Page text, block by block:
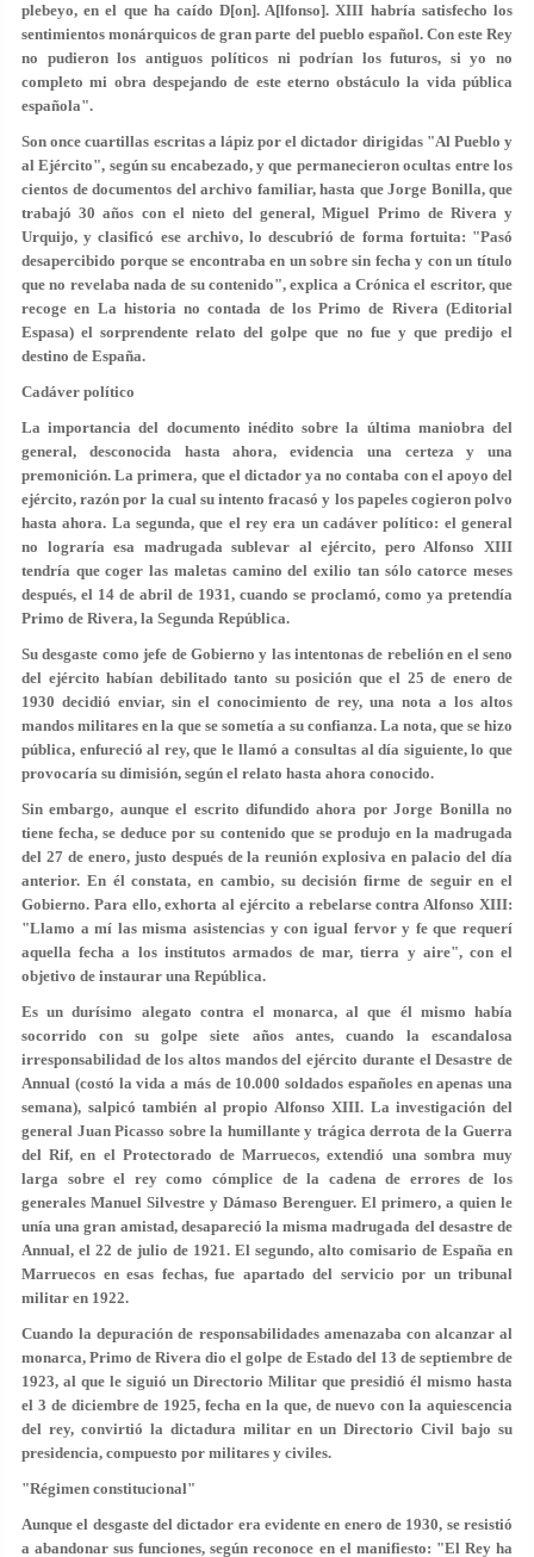
plebeyo, en el que ha caído D[on]. A[lfonso]. XIII habría satisfecho los
sentimientos monárquicos de gran parte del pueblo español. Con este Rey
no pudieron los antiguos políticos ni podrían los futuros, si yo no
completo mi obra despejando de este eterno obstáculo la vida pública
española".
Son once cuartillas escritas a lápiz por el dictador dirigidas "Al Pueblo y
al Ejército", según su encabezado, y que permanecieron ocultas entre los
cientos de documentos del archivo familiar, hasta que Jorge Bonilla, que
trabajó 30 años con el nieto del general, Miguel Primo de Rivera y
Urquijo, y clasificó ese archivo, lo descubrió de forma fortuita: "Pasó
desapercibido porque se encontraba en un sobre sin fecha y con un título
que no revelaba nada de su contenido", explica a Crónica el escritor, que
recoge en La historia no contada de los Primo de Rivera (Editorial
Espasa) el sorprendente relato del golpe que no fue y que predijo el
destino de España.
Cadáver político
La importancia del documento inédito sobre la última maniobra del
general, desconocida hasta ahora, evidencia una certeza y una
premonición. La primera, que el dictador ya no contaba con el apoyo del
ejército, razón por la cual su intento fracasó y los papeles cogieron polvo
hasta ahora. La segunda, que el rey era un cadáver político: el general
no lograría esa madrugada sublevar al ejército, pero Alfonso XIII
tendría que coger las maletas camino del exilio tan sólo catorce meses
después, el 14 de abril de 1931, cuando se proclamó, como ya pretendía
Primo de Rivera, la Segunda República.
Su desgaste como jefe de Gobierno y las intentonas de rebelión en el seno
del ejército habían debilitado tanto su posición que el 25 de enero de
1930 decidió enviar, sin el conocimiento de rey, una nota a los altos
mandos militares en la que se sometía a su confianza. La nota, que se hizo
pública, enfureció al rey, que le llamó a consultas al día siguiente, lo que
provocaría su dimisión, según el relato hasta ahora conocido.
Sin embargo, aunque el escrito difundido ahora por Jorge Bonilla no
tiene fecha, se deduce por su contenido que se produjo en la madrugada
del 27 de enero, justo después de la reunión explosiva en palacio del día
anterior. En él constata, en cambio, su decisión firme de seguir en el
Gobierno. Para ello, exhorta al ejército a rebelarse contra Alfonso XIII:
"Llamo a mí las misma asistencias y con igual fervor y fe que requerí
aquella fecha a los institutos armados de mar, tierra y aire", con el
objetivo de instaurar una República.
Es un durísimo alegato contra el monarca, al que él mismo había
socorrido con su golpe siete años antes, cuando la escandalosa
irresponsabilidad de los altos mandos del ejército durante el Desastre de
Annual (costó la vida a más de 10.000 soldados españoles en apenas una
semana), salpicó también al propio Alfonso XIII. La investigación del
general Juan Picasso sobre la humillante y trágica derrota de la Guerra
del Rif, en el Protectorado de Marruecos, extendió una sombra muy
larga sobre el rey como cómplice de la cadena de errores de los
generales Manuel Silvestre y Dámaso Berenguer. El primero, a quien le
unía una gran amistad, desapareció la misma madrugada del desastre de
Annual, el 22 de julio de 1921. El segundo, alto comisario de España en
Marruecos en esas fechas, fue apartado del servicio por un tribunal
militar en 1922.
Cuando la depuración de responsabilidades amenazaba con alcanzar al
monarca, Primo de Rivera dio el golpe de Estado del 13 de septiembre de
1923, al que le siguió un Directorio Militar que presidió él mismo hasta
el 3 de diciembre de 1925, fecha en la que, de nuevo con la aquiescencia
del rey, convirtió la dictadura militar en un Directorio Civil bajo su
presidencia, compuesto por militares y civiles.
"Régimen constitucional"
Aunque el desgaste del dictador era evidente en enero de 1930, se resistió
a abandonar sus funciones, según reconoce en el manifiesto: "El Rey ha